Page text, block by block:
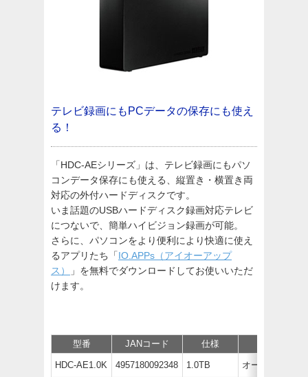
テレビ録画にもPCデータの保存にも使え
る！
「HDC-AEシリーズ」は、テレビ録画にもパソ
コンデータ保存にも使える、縦置き・横置き両
対応の外付ハードディスクです。
いま話題のUSBハードディスク録画対応テレビ
につないで、簡単ハイビジョン録画が可能。
さらに、パソコンをより便利により快適に使え
るアプリたち「IO.APPs（アイオーアップ
ス）
」を無料でダウンロードしてお使いいただ
けます。
型番 JANコード 仕様
HDC-AE1.0K 4957180092348 1.0TB オープン価格